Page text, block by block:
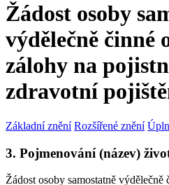
Žádost osoby
výdělečně činné
zálohy na
zdravotní
Základní znění Rozšířené znění
3. Pojmenování (název)
Žádost osoby samostatně